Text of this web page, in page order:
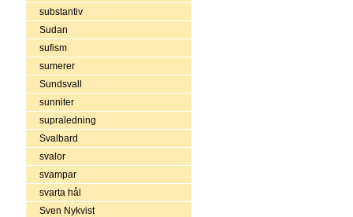
substantiv
Sudan
sufism
sumerer
Sundsvall
sunniter
supraledning
Svalbard
svalor
svampar
svarta hål
Sven Nykvist